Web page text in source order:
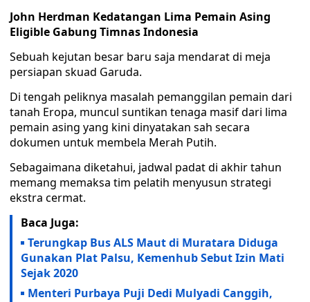
John Herdman Kedatangan Lima Pemain Asing
Eligible Gabung Timnas Indonesia
Sebuah kejutan besar baru saja mendarat di meja
persiapan skuad Garuda.
Di tengah peliknya masalah pemanggilan pemain dari
tanah Eropa, muncul suntikan tenaga masif dari lima
pemain asing yang kini dinyatakan sah secara
dokumen untuk membela Merah Putih.
Sebagaimana diketahui, jadwal padat di akhir tahun
memang memaksa tim pelatih menyusun strategi
ekstra cermat.
Baca Juga:
Terungkap Bus ALS Maut di Muratara Diduga
Gunakan Plat Palsu, Kemenhub Sebut Izin Mati
Sejak 2020
Menteri Purbaya Puji Dedi Mulyadi Canggih,